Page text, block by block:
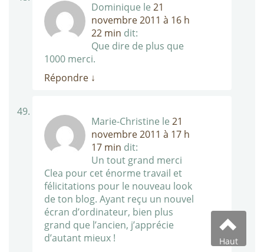
Dominique le 21
novembre 2011 à 16 h
22 min dit:
Que dire de plus que
1000 merci.
Répondre ↓
Marie-Christine le 21
novembre 2011 à 17 h
17 min dit:
Un tout grand merci
Clea pour cet énorme travail et
félicitations pour le nouveau look
de ton blog. Ayant reçu un nouvel
écran d’ordinateur, bien plus
grand que l’ancien, j’apprécie
d’autant mieux !
Haut